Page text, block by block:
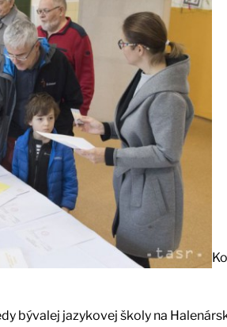
bývalej jazykovej školy na